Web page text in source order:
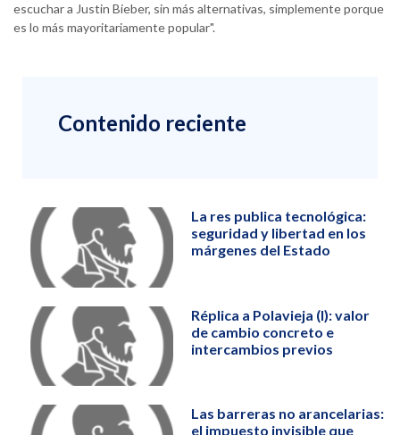
escuchar a Justin Bieber, sin más alternativas, simplemente porque
es lo más mayoritariamente popular".
Contenido reciente
La res publica tecnológica:
seguridad y libertad en los
márgenes del Estado
Réplica a Polavieja (I): valor
de cambio concreto e
intercambios previos
Las barreras no arancelarias:
el impuesto invisible que